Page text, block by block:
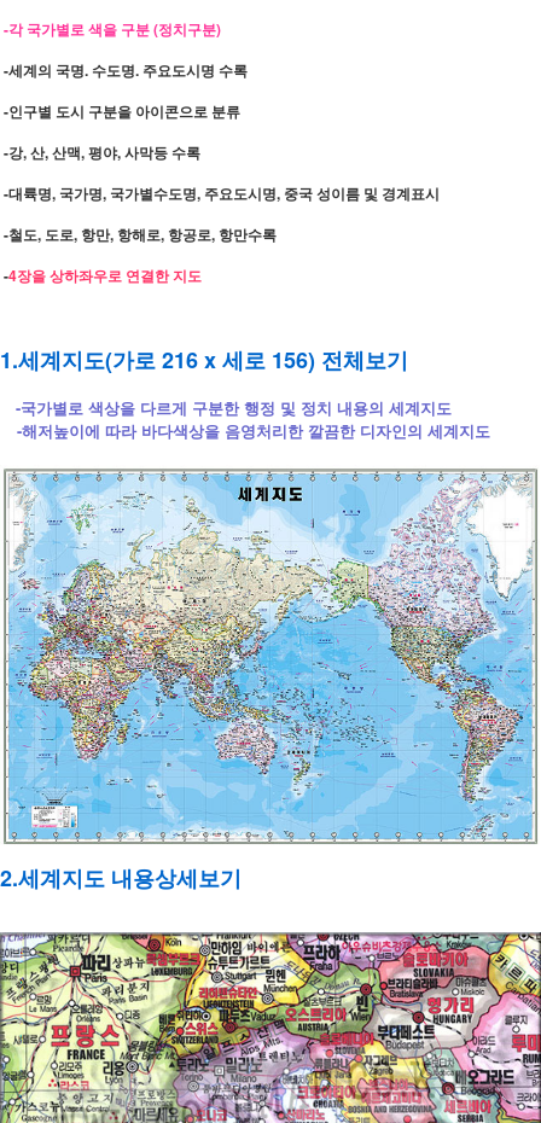
-각 국가별로 색을 구분 (정치구분)
-세계의 국명. 수도명. 주요도시명 수록
-인구별 도시 구분을 아이콘으로 분류
-강, 산, 산맥, 평야, 사막등 수록
-대륙명, 국가명, 국가별수도명, 주요도시명, 중국 성이름 및 경계표시
-철도, 도로, 항만, 항해로, 항공로, 항만수록
-4장을 상하좌우로 연결한 지도
1.세계지도(가로 216 x 세로 156) 전체보기
-국가별로 색상을 다르게 구분한 행정 및 정치 내용의 세계지도
-해저높이에 따라 바다색상을 음영처리한 깔끔한 디자인의 세계지도
2.세계지도 내용상세보기